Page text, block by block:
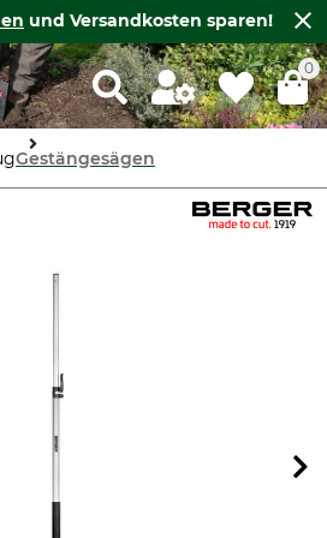
und Versandkosten sparen!
0
Gestängesägen